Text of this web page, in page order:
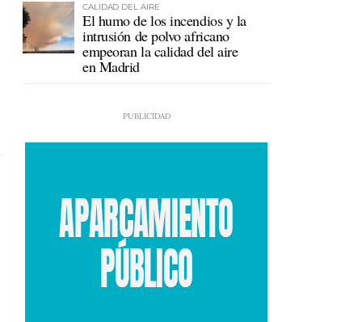
CALIDAD DEL AIRE
El humo de los incendios y la
intrusión de polvo africano
empeoran la calidad del aire
en Madrid